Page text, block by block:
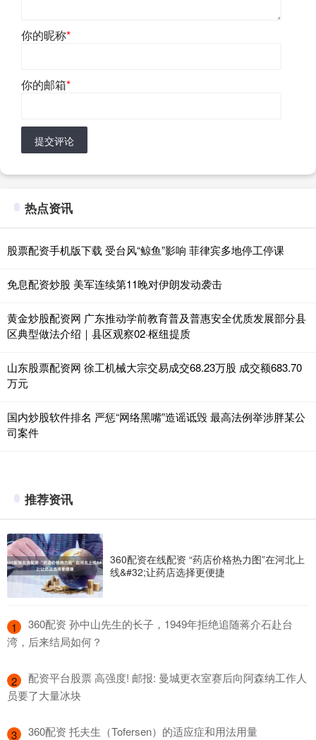
你的昵称*
你的邮箱*
提交评论
热点资讯
股票配资手机版下载 受台风“鲸鱼”影响 菲律宾多地停工停课
免息配资炒股 美军连续第11晚对伊朗发动袭击
黄金炒股配资网 广东推动学前教育普及普惠安全优质发展部分县
区典型做法介绍｜县区观察02·枢纽提质
山东股票配资网 徐工机械大宗交易成交68.23万股 成交额683.70
万元
国内炒股软件排名 严惩“网络黑嘴”造谣诋毁 最高法例举涉胖某公
司案件
推荐资讯
360配资在线配资 “药店价格热力图”在河北上
线&#32;让药店选择更便捷
1
​360配资 孙中山先生的长子，1949年拒绝追随蒋介石赴台
湾，后来结局如何？
2
​配资平台股票 高强度! 邮报: 曼城更衣室赛后向阿森纳工作人
员要了大量冰块
3 ​360配资 托夫生（Tofersen）的适应症和用法用量